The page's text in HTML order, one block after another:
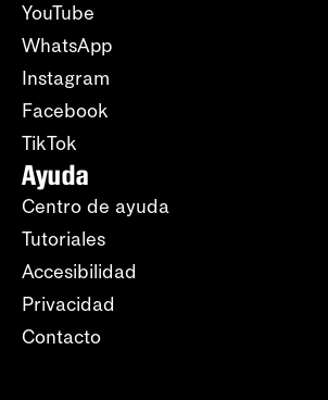
YouTube
WhatsApp
Instagram
Facebook
TikTok
Ayuda
Centro de ayuda
Tutoriales
Accesibilidad
Privacidad
Contacto